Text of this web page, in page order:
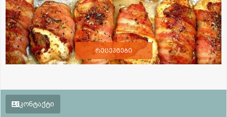
რეცეპტები
კონტაქტი